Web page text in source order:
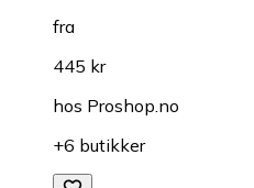
fra
445 kr
hos Proshop.no
+6 butikker